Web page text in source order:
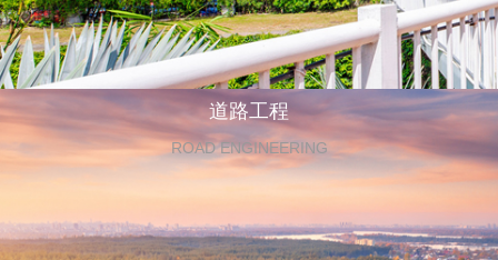
道路工程
ROAD ENGINEERING